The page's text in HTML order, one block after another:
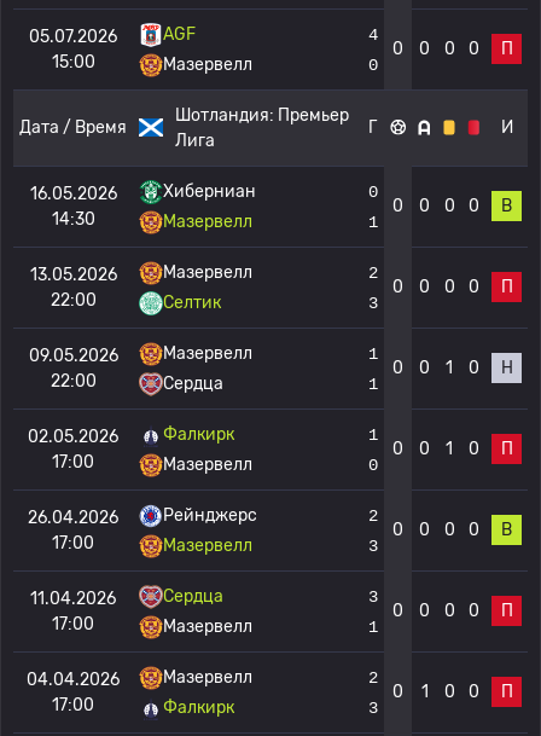
05.07.2026
15:00
AGF
Мазервелл
4
0
0 0 0 0 П
Дата / Время
Шотландия: Премьер
Лига
Г И
16.05.2026
14:30
Хиберниан
Мазервелл
0
1
0 0 0 0 В
13.05.2026
22:00
Мазервелл
Селтик
2
3
0 0 0 0 П
09.05.2026
22:00
Мазервелл
Сердца
1
1
0 0 1 0 Н
02.05.2026
17:00
Фалкирк
Мазервелл
1
0
0 0 1 0 П
26.04.2026
17:00
Рейнджерс
Мазервелл
2
3
0 0 0 0 В
11.04.2026
17:00
Сердца
Мазервелл
3
1
0 0 0 0 П
04.04.2026
17:00
Мазервелл
Фалкирк
2
3
0 1 0 0 П